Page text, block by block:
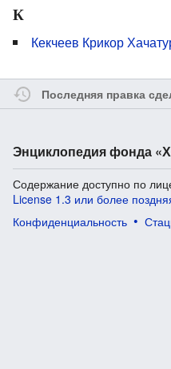
К
Кекчеев Крикор
Последняя правка
Энциклопедия фонда
Содержание доступно по
License 1.3 или более
Конфиденциальность